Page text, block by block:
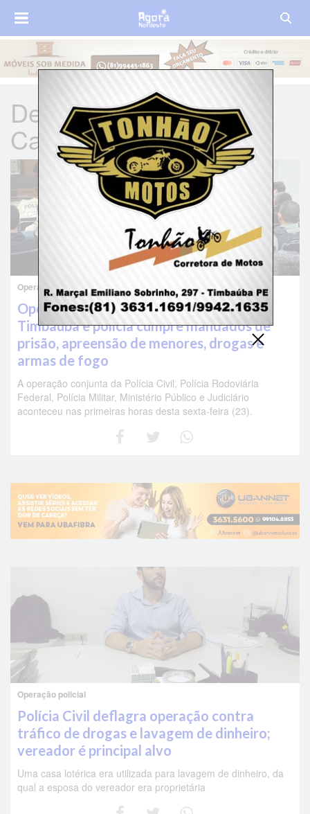
Delegado Rodolfo
Cartaxo
Operação contra tráfico de drogas, homicídios e extorsão
Operação Integração é deflagrada em
Timbaúba e polícia cumpre mandados de
prisão, apreensão de menores, drogas e
armas de fogo
A operação conjunta da Polícia Civil, Polícia Rodoviária
Federal, Polícia Militar, Ministério Público e Judiciário
aconteceu nas primeiras horas desta sexta-feira (23).
Operação policial
Polícia Civil deflagra operação contra
tráfico de drogas e lavagem de dinheiro;
vereador é principal alvo
Uma casa lotérica era utilizada para lavagem de dinheiro, da
qual a esposa do vereador era proprietária